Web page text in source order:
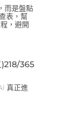
而是盤點
表，幫
，避開
365
真正進